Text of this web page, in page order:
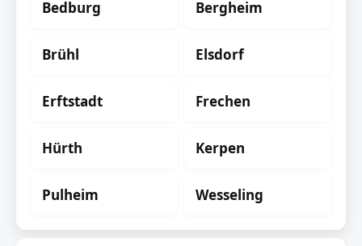
Bedburg Bergheim
Brühl Elsdorf
Erftstadt Frechen
Hürth Kerpen
Pulheim Wesseling